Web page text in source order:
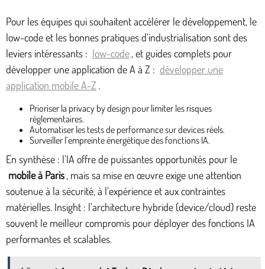
Pour les équipes qui souhaitent accélérer le développement, le
low-code et les bonnes pratiques d’industrialisation sont des
leviers intéressants : low-code , et guides complets pour
développer une application de A à Z : développer une
application mobile A-Z .
Prioriser la privacy by design pour limiter les risques
réglementaires.
Automatiser les tests de performance sur devices réels.
Surveiller l’empreinte énergétique des fonctions IA.
En synthèse : l’IA offre de puissantes opportunités pour le
mobile à Paris , mais sa mise en œuvre exige une attention
soutenue à la sécurité, à l’expérience et aux contraintes
matérielles. Insight : l’architecture hybride (device/cloud) reste
souvent le meilleur compromis pour déployer des fonctions IA
performantes et scalables.